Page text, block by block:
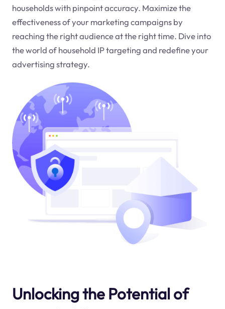
households with pinpoint accuracy. Maximize the
effectiveness of your marketing campaigns by
reaching the right audience at the right time. Dive into
the world of household IP targeting and redefine your
advertising strategy.
Unlocking the Potential of